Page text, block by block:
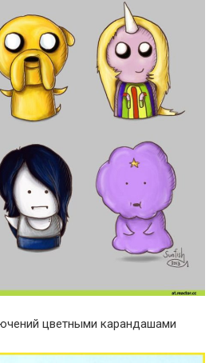
цветными карандашами